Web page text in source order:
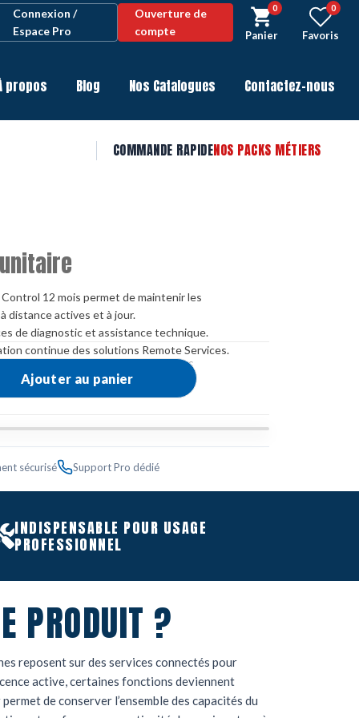
Connexion /
Espace Pro
Ouverture de
compte
0
Panier
0
Favoris
propos Blog Nos Catalogues Contactez-nous
COMMANDE RAPIDENOS PACKS MÉTIERS
12 mois permet de maintenir les
distance actives et à jour.
de diagnostic et assistance technique.
continue des solutions Remote Services.
RENOUVELLEMENTS / ABONNEMENTS
Ajouter au panier
sécurisé Support Pro dédié
INDISPENSABLE POUR USAGE
PROFESSIONNEL
PRODUIT ?
reposent sur des services connectés pour
active, certaines fonctions deviennent
de conserver l’ensemble des capacités du